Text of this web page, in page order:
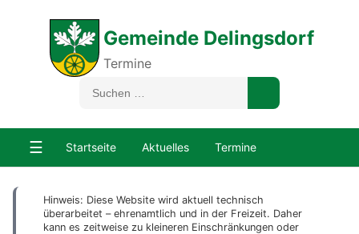
Gemeinde Delingsdorf
Termine
☰ Startseite Aktuelles Termine
Hinweis: Diese Website wird aktuell technisch
überarbeitet – ehrenamtlich und in der Freizeit. Daher
kann es zeitweise zu kleineren Einschränkungen oder